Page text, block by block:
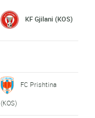
KF Gjilani (KOS)
FC Prishtina
(KOS)